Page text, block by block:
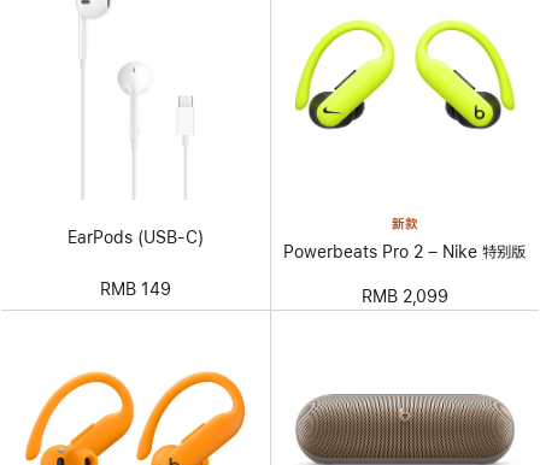
EarPods (USB-C)
RMB 149
新款
Powerbeats Pro 2 – Nike 特别版
RMB 2,099